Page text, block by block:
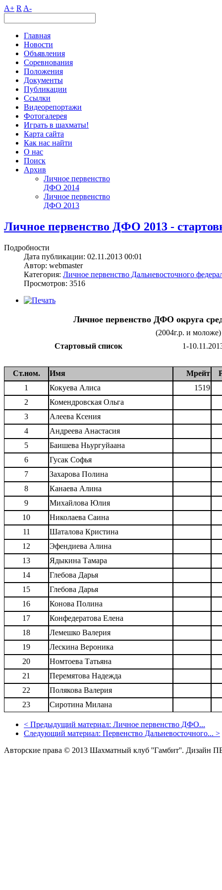
A+ R A-
Главная
Новости
Объявления
Соревнования
Положения
Документы
Публикации
Ссылки
Видеорепортажи
Фотогалерея
Играть в шахматы!
Карта сайта
Как нас найти
О нас
Поиск
Архив
Личное первенство
ДФО 2014
Личное первенство
ДФО 2013
Личное первенство ДФО 2013 -
Подробности
Дата публикации: 02.11.2013 00:01
Автор: webmaster
Категория: Личное первенство Дальневосточного
Просмотров: 3516
Личное первенство ДФО округа
(2004г.р. и моложе)
Стартовый список
1-
Ст.ном. Имя Мрейт
1
Кокуева Алиса
1519
2
Комендровская Ольга
3
Алеева Ксения
4
Андреева Анастасия
5
Баишева Ньургуйаана
6
Гусак Софья
7
Захарова Полина
8
Канаева Алина
9
Михайлова Юлия
10
Николаева Саина
11
Шаталова Кристина
12
Эфендиева Алина
13
Ядыкина Тамара
14
Глебова Дарья
15
Глебова Дарья
16
Конова Полина
17
Конфедератова Елена
18
Лемешко Валерия
19
Лескина Вероника
20
Номтоева Татьяна
21
Перемятова Надежда
22
Полякова Валерия
23
Сиротина Милана
< Предыдущий материал: Личное первенство ДФО...
Следующий материал: Первенство Дальневосточного... >
Авторские права © 2013 Шахматный клуб ''Гамбит''. Дизайн